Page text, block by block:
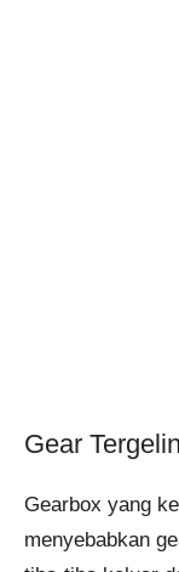
Gear
Gearbox yang
menyebabkan